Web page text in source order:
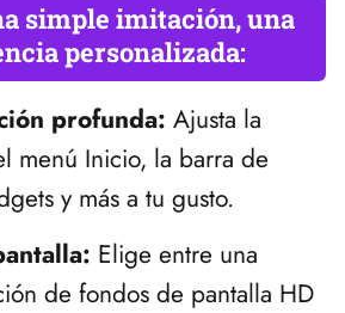
simple imitación, una
personalizada:
profunda: Ajusta la
menú Inicio, la barra de
y más a tu gusto.
Elige entre una
de fondos de pantalla HD